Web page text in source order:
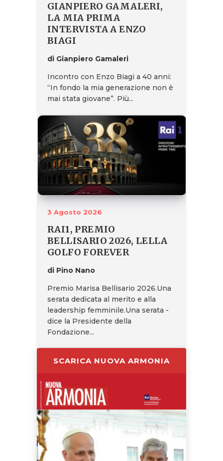
GIANPIERO GAMALERI,
LA MIA PRIMA
INTERVISTA A ENZO
BIAGI
di Gianpiero Gamaleri
Incontro con Enzo Biagi a 40 anni:
“In fondo la mia generazione non è
mai stata giovane”. Più...
3 Agosto 2026
RAI1, PREMIO
BELLISARIO 2026, LELLA
GOLFO FOREVER
di Pino Nano
Premio Marisa Bellisario 2026.Una
serata dedicata al merito e alla
leadership femminile.Una serata -
dice la Presidente della
Fondazione...
SCARICA NUOVA ARMONIA